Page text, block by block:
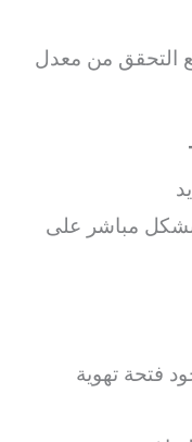
التحقق من معدل
مباشر على
فتحة تهوية